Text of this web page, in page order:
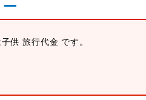
供 旅行代金 です。